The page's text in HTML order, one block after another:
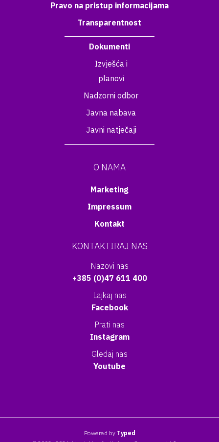
Pravo na pristup informacijama
Transparentnost
Dokumenti
Izvješća i
planovi
Nadzorni odbor
Javna nabava
Javni natječaji
O NAMA
Marketing
Impressum
Kontakt
KONTAKTIRAJ NAS
Nazovi nas
+385 (0)47 611 400
Lajkaj nas
Facebook
Prati nas
Instagram
Gledaj nas
Youtube
Powered by Typed